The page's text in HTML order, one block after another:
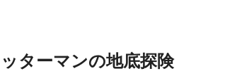
ターマンの地底探険